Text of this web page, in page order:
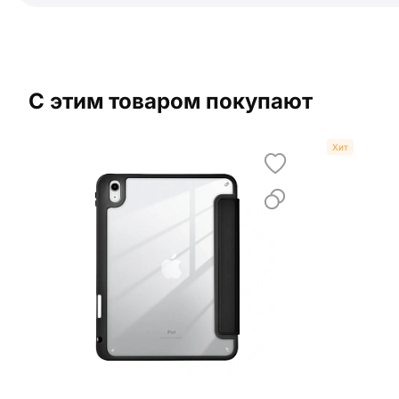
С этим товаром покупают
Хит